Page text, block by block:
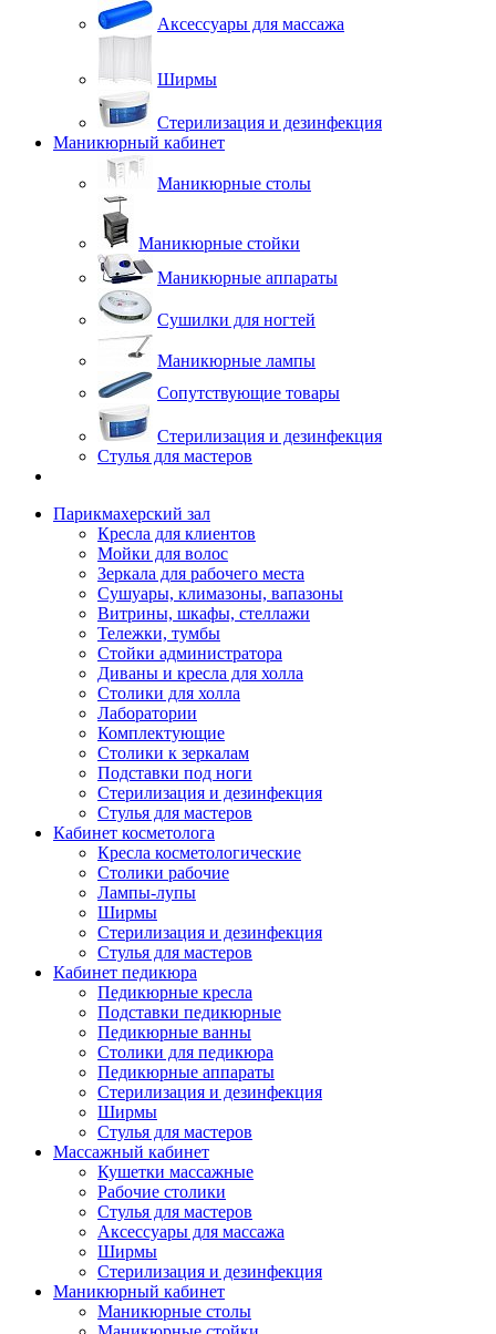
Аксессуары для массажа
Ширмы
Стерилизация и дезинфекция
Маникюрный кабинет
Маникюрные столы
Маникюрные стойки
Маникюрные аппараты
Сушилки для ногтей
Маникюрные лампы
Сопутствующие товары
Стерилизация и дезинфекция
Стулья для мастеров
Парикмахерский зал
Кресла для клиентов
Мойки для волос
Зеркала для рабочего места
Сушуары, климазоны, вапазоны
Витрины, шкафы, стеллажи
Тележки, тумбы
Стойки администратора
Диваны и кресла для холла
Столики для холла
Лаборатории
Комплектующие
Столики к зеркалам
Подставки под ноги
Стерилизация и дезинфекция
Стулья для мастеров
Кабинет косметолога
Кресла косметологические
Столики рабочие
Лампы-лупы
Ширмы
Стерилизация и дезинфекция
Стулья для мастеров
Кабинет педикюра
Педикюрные кресла
Подставки педикюрные
Педикюрные ванны
Столики для педикюра
Педикюрные аппараты
Стерилизация и дезинфекция
Ширмы
Стулья для мастеров
Массажный кабинет
Кушетки массажные
Рабочие столики
Стулья для мастеров
Аксессуары для массажа
Ширмы
Стерилизация и дезинфекция
Маникюрный кабинет
Маникюрные столы